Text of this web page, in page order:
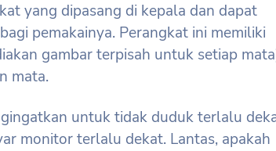
yang dipasang di kepala dan dapat
pemakainya. Perangkat ini memiliki
gambar terpisah untuk setiap
mata.
untuk tidak duduk terlalu
monitor terlalu dekat. Lantas, apakah